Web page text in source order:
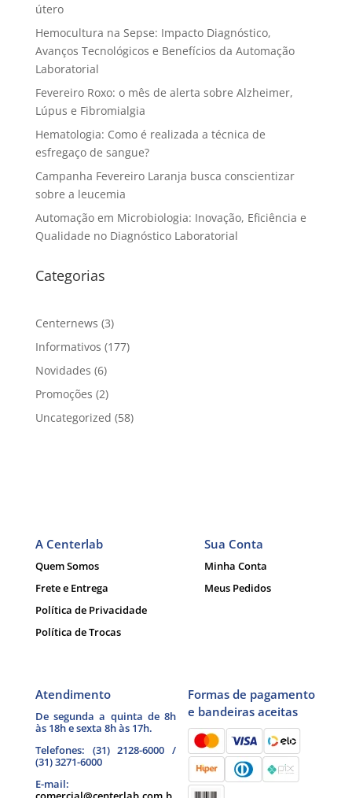
útero
Hemocultura na Sepse: Impacto Diagnóstico,
Avanços Tecnológicos e Benefícios da Automação
Laboratorial
Fevereiro Roxo: o mês de alerta sobre Alzheimer,
Lúpus e Fibromialgia
Hematologia: Como é realizada a técnica de
esfregaço de sangue?
Campanha Fevereiro Laranja busca conscientizar
sobre a leucemia
Automação em Microbiologia: Inovação, Eficiência e
Qualidade no Diagnóstico Laboratorial
Categorias
Centernews (3)
Informativos (177)
Novidades (6)
Promoções (2)
Uncategorized (58)
A Centerlab
Quem Somos
Frete e Entrega
Política de Privacidade
Política de Trocas
Sua Conta
Minha Conta
Meus Pedidos
Atendimento
De segunda a quinta de 8h
às 18h e sexta 8h às 17h.
Telefones: (31) 2128-6000 /
(31) 3271-6000
E-mail:
Formas de pagamento
e bandeiras aceitas